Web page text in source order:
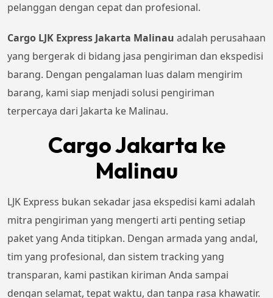
pelanggan dengan cepat dan profesional.
Cargo LJK Express Jakarta Malinau adalah perusahaan
yang bergerak di bidang jasa pengiriman dan ekspedisi
barang. Dengan pengalaman luas dalam mengirim
barang, kami siap menjadi solusi pengiriman
terpercaya dari Jakarta ke Malinau.
Cargo Jakarta ke
Malinau
LJK Express bukan sekadar jasa ekspedisi kami adalah
mitra pengiriman yang mengerti arti penting setiap
paket yang Anda titipkan. Dengan armada yang andal,
tim yang profesional, dan sistem tracking yang
transparan, kami pastikan kiriman Anda sampai
dengan selamat, tepat waktu, dan tanpa rasa khawatir.